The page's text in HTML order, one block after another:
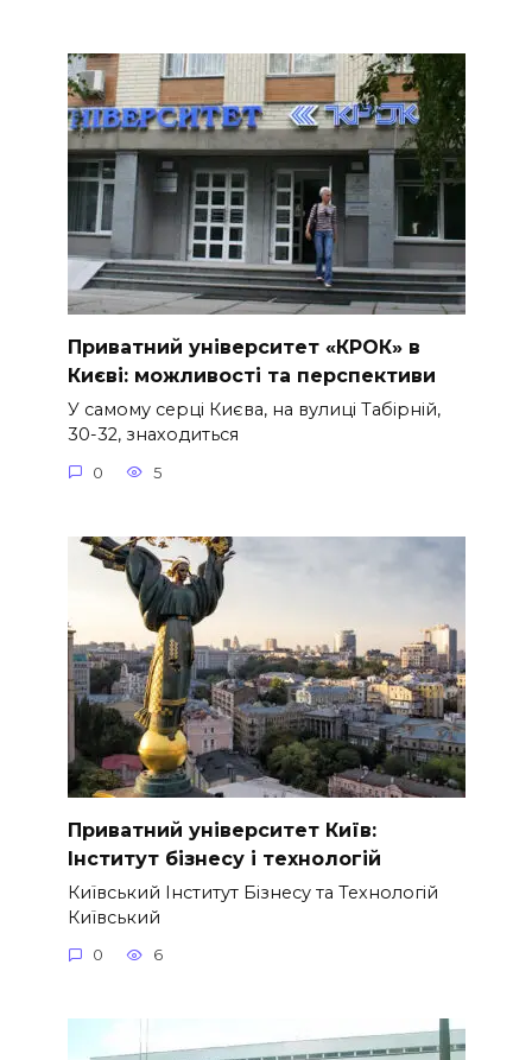
Приватний університет «КРОК» в
Києві: можливості та перспективи
У самому серці Києва, на вулиці Табірній,
30-32, знаходиться
0 5
Приватний університет Київ:
Інститут бізнесу і технологій
Київський Інститут Бізнесу та Технологій
Київський
0 6